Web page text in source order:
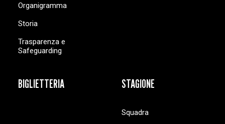
Organigramma
Storia
Trasparenza e
Safeguarding
BIGLIETTERIA STAGIONE
Squadra